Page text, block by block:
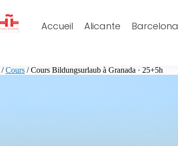
Accueil Alicante Barcelona
/Cours / Cours Bildungsurlaub à Granada · 25+5h